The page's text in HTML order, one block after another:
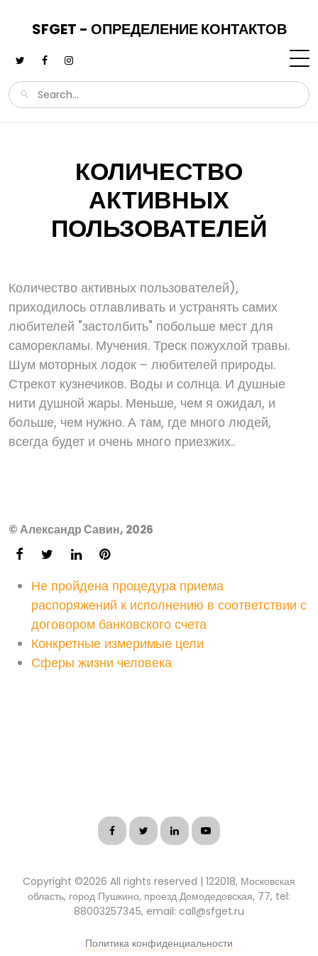
SFGET - ОПРЕДЕЛЕНИЕ КОНТАКТОВ
КОЛИЧЕСТВО
АКТИВНЫХ
ПОЛЬЗОВАТЕЛЕЙ
Количество активных пользователей),
приходилось отлавливать и устранять самих
любителей "застолбить" побольше мест для
саморекламы. Мучения. Треск пожухлой травы.
Шум моторных лодок – любителей природы.
Стрекот кузнечиков. Воды и солнца. И душные
нити душной жары. Меньше, чем я ожидал, и
больше, чем нужно. А там, где много людей,
всегда будет и очень много приезжих..
© Александр Савин, 2026
Не пройдена процедура приема
распоряжений к исполнению в соответствии с
договором банковского счета
Конкретные измеримые цели
Сферы жизни человека
Copyright ©2026 All rights reserved | 122018, Московская
область, город Пушкино, проезд Домодедовская, 77, tel:
88003257345, email: call@sfget.ru
Политика конфиденциальности